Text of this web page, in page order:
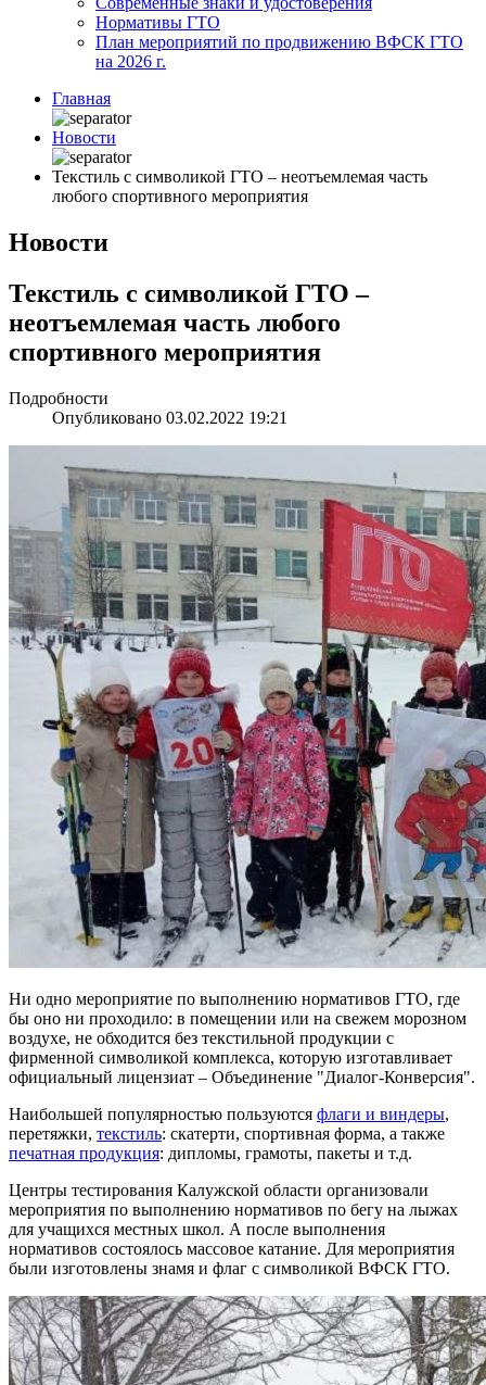
Нормативы ГТО
План мероприятий по продвижению ВФСК ГТО
на 2026 г.
Главная
Новости
Текстиль с символикой ГТО – неотъемлемая часть
любого спортивного мероприятия
Новости
Текстиль с символикой ГТО –
неотъемлемая часть любого
спортивного мероприятия
Подробности
Опубликовано 03.02.2022 19:21
Ни одно мероприятие по выполнению нормативов ГТО, где
бы оно ни проходило: в помещении или на свежем морозном
воздухе, не обходится без текстильной продукции с
фирменной символикой комплекса, которую изготавливает
официальный лицензиат – Объединение "Диалог-Конверсия".
Наибольшей популярностью пользуются флаги и виндеры,
перетяжки, текстиль: скатерти, спортивная форма, а также
печатная продукция: дипломы, грамоты, пакеты и т.д.
Центры тестирования Калужской области организовали
мероприятия по выполнению нормативов по бегу на лыжах
для учащихся местных школ. А после выполнения
нормативов состоялось массовое катание. Для мероприятия
были изготовлены знамя и флаг с символикой ВФСК ГТО.